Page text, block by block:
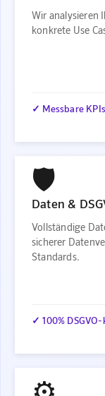
Wir analysieren
konkrete Use
✓ Messbare
🛡️
Daten &
Vollständige
sicherer
Standards.
✓ 100%